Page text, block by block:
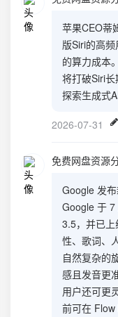
苹果CEO蒂
版Siri的高
的算力成本
将打破Siri
探索生成式
2026-07-31
免费网盘资源
Google 发
Google 于
3.5，并已
性、歌词、
自然复杂的
感且发音更
用户还可更
前可在 Flow